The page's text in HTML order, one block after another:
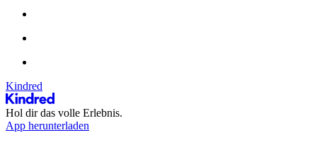
Kindred
Hol dir das volle Erlebnis.
App herunterladen